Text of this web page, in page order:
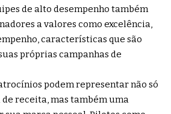
de alto desempenho também
a valores como excelência,
características que são
próprias campanhas de
podem representar não só
receita, mas também uma